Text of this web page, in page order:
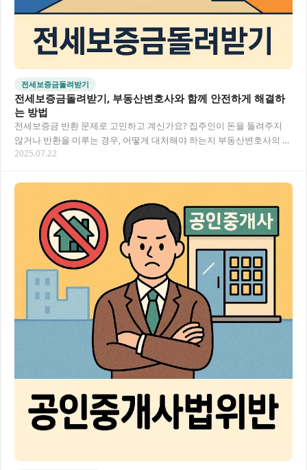
전세보증금돌려받기
전세보증금돌려받기, 부동산변호사와 함께 안전하게 해결하
는 방법
전세보증금 반환 문제로 고민하고 계신가요? 집주인이 돈을 돌려주지
않거나 반환을 미루는 경우, 어떻게 대처해야 하는지 부동산변호사의 조
언과 함께 전세보증금을 안전하게 돌려받는 방법…
2025.07.22